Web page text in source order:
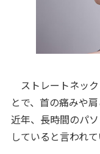
ストレートネッ
とで、首の痛みや
近年、長時間のパ
していると言われて